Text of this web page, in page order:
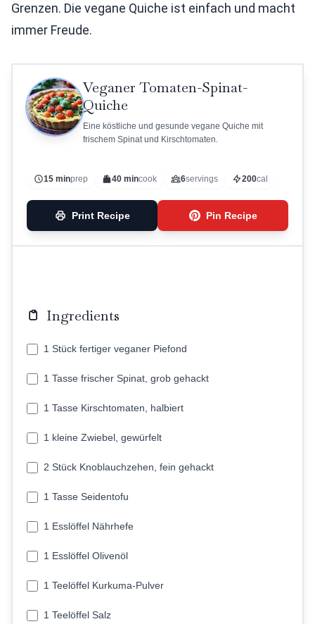
Grenzen. Die vegane Quiche ist einfach und macht
immer Freude.
Veganer Tomaten-Spinat-
Quiche
Eine köstliche und gesunde vegane Quiche mit
frischem Spinat und Kirschtomaten.
15 minprep 40 mincook 6servings 200cal
Print Recipe Pin Recipe
Ingredients
1 Stück fertiger veganer Piefond
1 Tasse frischer Spinat, grob gehackt
1 Tasse Kirschtomaten, halbiert
1 kleine Zwiebel, gewürfelt
2 Stück Knoblauchzehen, fein gehackt
1 Tasse Seidentofu
1 Esslöffel Nährhefe
1 Esslöffel Olivenöl
1 Teelöffel Kurkuma-Pulver
1 Teelöffel Salz